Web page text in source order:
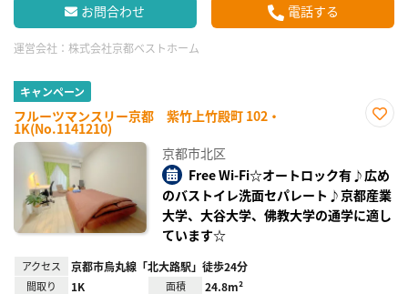
お問合わせ 電話する
運営会社： 株式会社京都ベストホーム
キャンペーン
フルーツマンスリー京都 紫竹上竹殿町 102・
1K(No.1141210)
録
京都市北区
Free Wi-Fi☆オートロック有♪広め
のバストイレ洗面セパレート♪京都産業
大学、大谷大学、佛教大学の通学に適し
ています☆
アクセス 京都市烏丸線「北大路駅」徒歩24分
間取り 1K 面積 24.8m²